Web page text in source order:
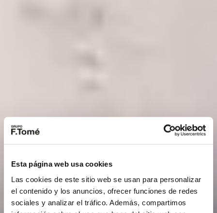
Esta página web usa cookies
Las cookies de este sitio web se usan para personalizar
el contenido y los anuncios, ofrecer funciones de redes
sociales y analizar el tráfico. Además, compartimos